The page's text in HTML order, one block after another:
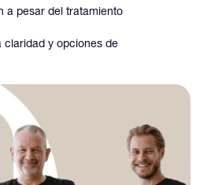
a pesar del tratamiento
claridad y opciones de